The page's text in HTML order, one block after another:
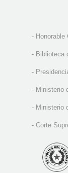
- Honorable
- Biblioteca
-
- Ministerio
- Ministerio
- Corte